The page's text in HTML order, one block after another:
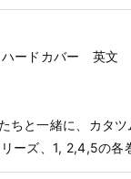
ードカバー 英文
ちと一緒に、カタ
ーズ、1, 2,4,5の各